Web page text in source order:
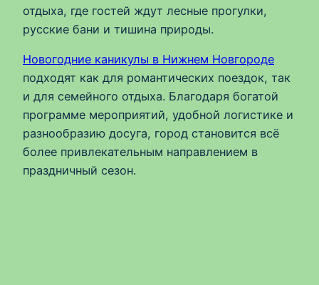
отдыха, где гостей ждут лесные прогулки,
русские бани и тишина природы.
Новогодние каникулы в Нижнем Новгороде
подходят как для романтических поездок, так
и для семейного отдыха. Благодаря богатой
программе мероприятий, удобной логистике и
разнообразию досуга, город становится всё
более привлекательным направлением в
праздничный сезон.